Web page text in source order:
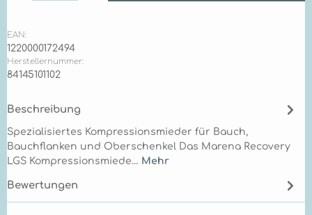
EAN:
1220000172494
Herstellernummer:
84145101102
Beschreibung
Spezialisiertes Kompressionsmieder für Bauch,
Bauchflanken und Oberschenkel Das Marena Recovery
LGS Kompressionsmiede… Mehr
Bewertungen